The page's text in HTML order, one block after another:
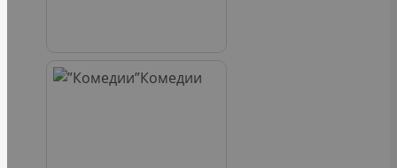
Комедии